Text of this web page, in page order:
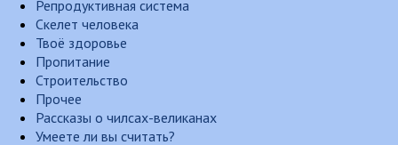
Репродуктивная система
Скелет человека
Твоё здоровье
Пропитание
Строительство
Прочее
Рассказы о чилсах-великанах
Умеете ли вы считать?